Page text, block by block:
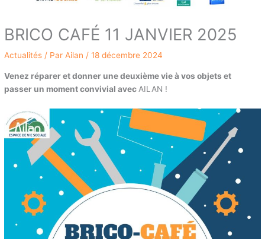
BRICO CAFÉ 11 JANVIER 2025
Actualités / Par Ailan /18 décembre 2024
Venez réparer et donner une deuxième vie à vos objets et
passer un moment convivial avec AILAN !